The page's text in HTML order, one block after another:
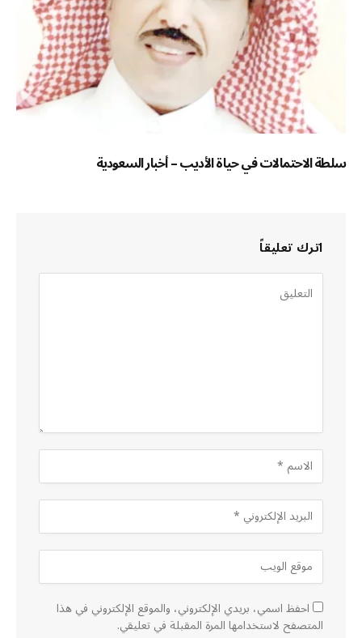
سلطة الاحتمالات في حياة الأديب – أخبار السعودية
اترك تعليقاً
احفظ اسمي، بريدي الإلكتروني، والموقع الإلكتروني في هذا
المتصفح لاستخدامها المرة المقبلة في تعليقي.